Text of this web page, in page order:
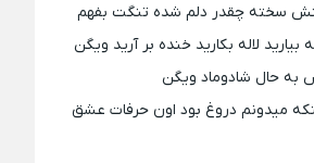
سخته چقدر دلم شده تنگت بفهم
لاله بکارید خنده بر آرید ویگن
به حال شادوماد ویگن
میدونم دروغ بود اون حرفات عشق